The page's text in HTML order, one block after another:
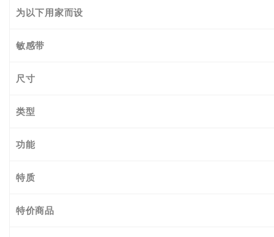
为以下用家而设
敏感带
尺寸
类型
功能
特质
特价商品